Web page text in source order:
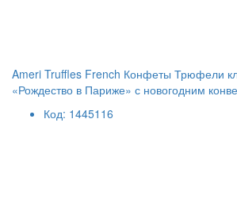
Ameri Truffles French Конфеты Трюфели
«Рождество в Париже» с новогодним
Код: 1445116